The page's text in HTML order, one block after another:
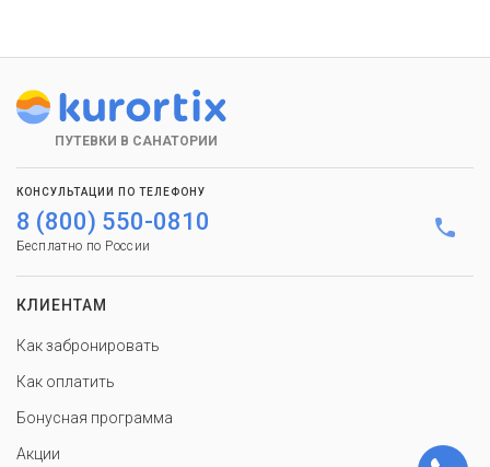
ПУТЕВКИ В САНАТОРИИ
КОНСУЛЬТАЦИИ ПО ТЕЛЕФОНУ
8 (800) 550-0810
Бесплатно по России
КЛИЕНТАМ
Как забронировать
Как оплатить
Бонусная программа
Акции